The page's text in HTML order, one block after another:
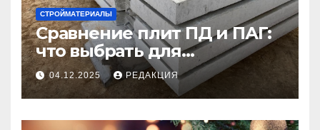
СТРОЙМАТЕРИАЛЫ
Сравнение плит ПД и ПАГ:
что выбрать для
долговечного и прочного
покрытия
04.12.2025 РЕДАКЦИЯ